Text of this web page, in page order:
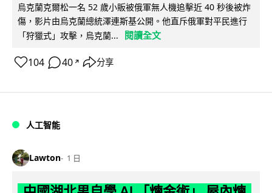
烏克蘭克爾松一名 52 歲小販被俄軍無人機追擊近 40 秒後被炸
傷，影片由烏克蘭總統澤連斯基公開。他直斥俄軍對平民進行
「狩獵式」攻擊，烏克蘭...
閱讀全文
104 40 ↗ 分享
人工智能
Lawton 1 日